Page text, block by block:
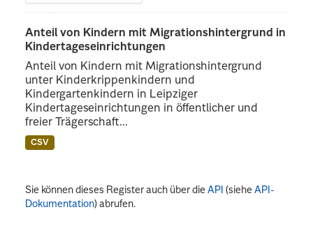
Anteil von Kindern mit Migrationshintergrund in
Kindertageseinrichtungen
Anteil von Kindern mit Migrationshintergrund
unter Kinderkrippenkindern und
Kindergartenkindern in Leipziger
Kindertageseinrichtungen in öffentlicher und
freier Trägerschaft...
CSV
Sie können dieses Register auch über dieAPI (sieheAPI-
Dokumentation) abrufen.